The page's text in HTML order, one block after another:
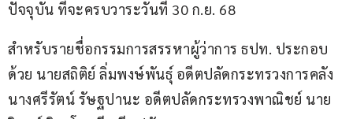
ปัจจุบัน ที่จะครบวาระวันที่ 30 ก.ย. 68
สำหรับรายชื่อกรรมการสรรหาผู้ว่าการ ธปท. ประกอบ
ด้วย นายสถิติย์ ลิ่มพงษ์พันธุ์ อดีตปลัดกระทรวงการคลัง
นางศรีรัตน์ รัษฐปานะ อดีตปลัดกระทรวงพาณิชย์ นาย